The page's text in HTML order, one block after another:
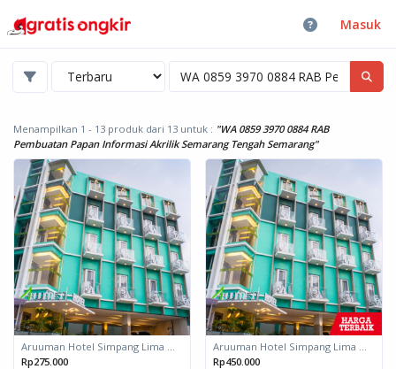
Masuk
Menampilkan 1 - 13 produk dari 13 untuk : "WA 0859 3970 0884 RAB
Pembuatan Papan Informasi Akrilik Semarang Tengah Semarang"
Rp275.000
Rp450.000